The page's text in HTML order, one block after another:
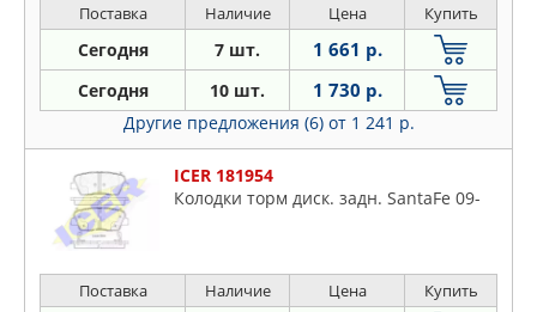
Поставка Наличие Цена Купить
Сегодня 7 шт. 1 661 р.
Сегодня 10 шт. 1 730 р.
Другие предложения (6) от 1 241 р.
ICER 181954
Колодки торм диск. задн. SantaFe 09-
Поставка Наличие Цена Купить